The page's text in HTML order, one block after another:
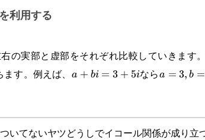
利用する
の実部と虚部をそれぞれ比較していきます
す。例えば、 a+bi=3+5i
a + bi = 3 + 5iならa=3,b=5
a = 3, b =
いてないヤツどうしでイコール関係が成り立